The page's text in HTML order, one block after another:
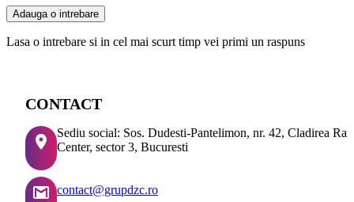
Adauga o intrebare
Lasa o intrebare si in cel mai scurt timp vei primi un raspuns
CONTACT
Sediu social: Sos. Dudesti-Pantelimon, nr. 42, Cladirea
Center, sector 3, Bucuresti
contact@grupdzc.ro